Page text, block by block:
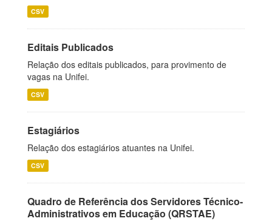
CSV
Editais Publicados
Relação dos editais publicados, para provimento de
vagas na Unifei.
CSV
Estagiários
Relação dos estagiários atuantes na Unifei.
CSV
Quadro de Referência dos Servidores Técnico-
Administrativos em Educação (QRSTAE)